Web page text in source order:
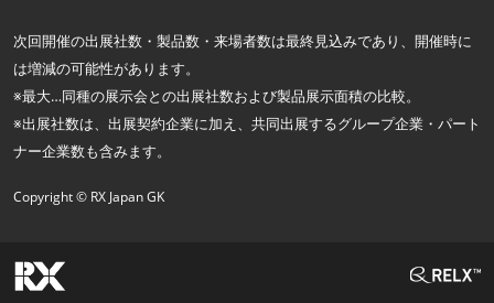
次回開催の出展社数・製品数・来場者数は最終見込みであり、開催時に
は増減の可能性があります。
※最大…同種の展示会との出展社数および製品展示面積の比較。
※出展社数は、出展契約企業に加え、共同出展するグループ企業・パート
ナー企業数も含みます。
Copyright © RX Japan GK